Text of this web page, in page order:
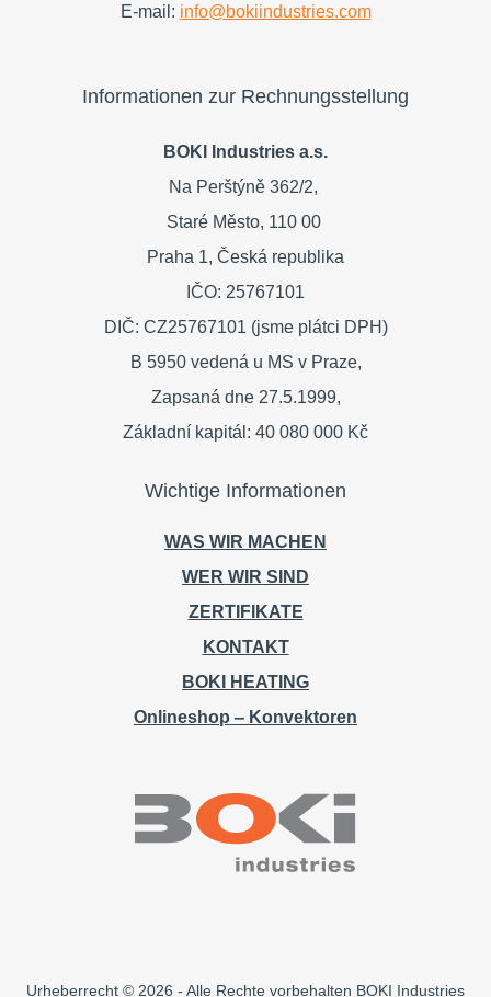
E-mail: info@bokiindustries.com
Informationen zur Rechnungsstellung
BOKI Industries a.s.
Na Perštýně 362/2,
Staré Město, 110 00
Praha 1, Česká republika
IČO: 25767101
DIČ: CZ25767101 (jsme plátci DPH)
B 5950 vedená u MS v Praze,
Zapsaná dne 27.5.1999,
Základní kapitál: 40 080 000 Kč
Wichtige Informationen
WAS WIR MACHEN
WER WIR SIND
ZERTIFIKATE
KONTAKT
BOKI HEATING
Onlineshop ‒ Konvektoren
Urheberrecht © 2026 - Alle Rechte vorbehalten BOKI Industries